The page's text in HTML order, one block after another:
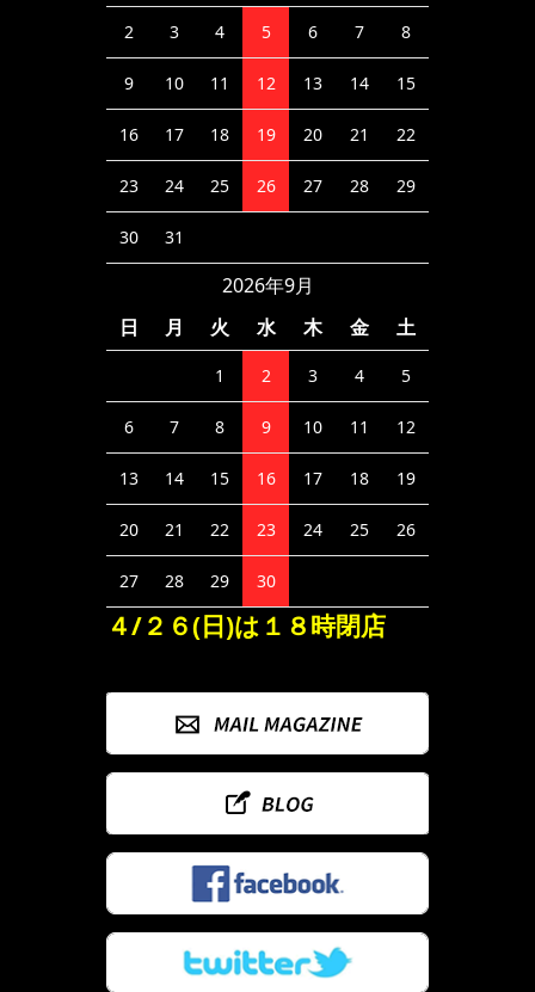
2 3 4 5 6 7 8
9 10 11 12 13 14 15
16 17 18 19 20 21 22
23 24 25 26 27 28 29
30 31
2026年9月
日
月 火 水 木 金 土
1 2 3 4 5
6 7 8 9 10 11 12
13 14 15 16 17 18 19
20 21 22 23 24 25 26
27 28 29 30
４/２６(日)は１８時閉店